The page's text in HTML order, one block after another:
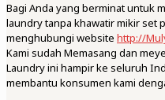
Bagi Anda yang berminat untuk
laundry tanpa khawatir mikir set
menghubungi website http://
Kami sudah Memasang dan
Laundry ini hampir ke seluruh
membantu konsumen kami